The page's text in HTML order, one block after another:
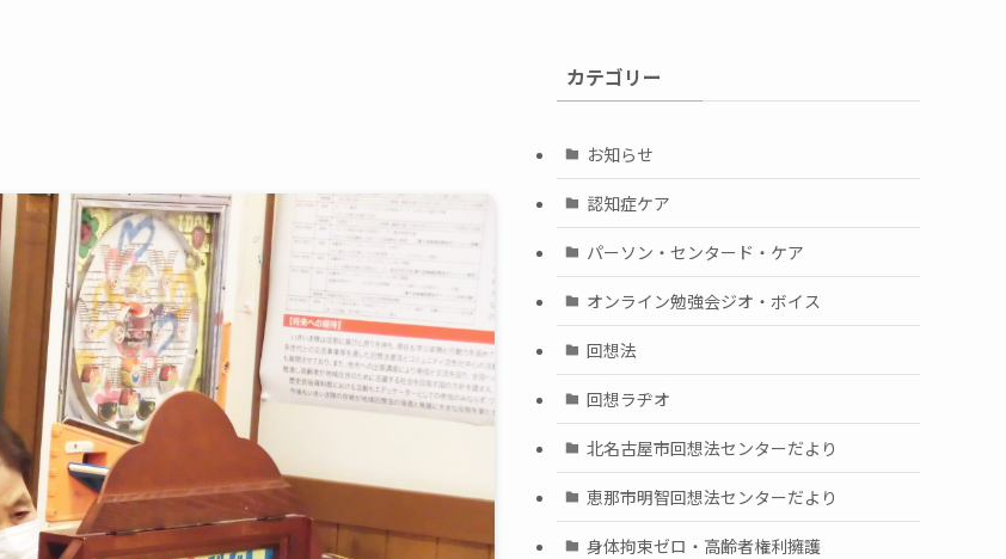
カテゴリー
お知らせ
認知症ケア
パーソン・センタード・ケア
オンライン勉強会ジオ・ボイス
回想法
回想ラヂオ
北名古屋市回想法センターだより
恵那市明智回想法センターだより
身体拘束ゼロ・高齢者権利擁護